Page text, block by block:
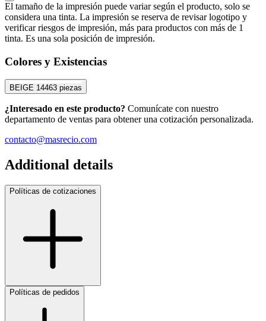
El tamaño de la impresión puede variar según el producto, solo se
considera una tinta. La impresión se reserva de revisar logotipo y
verificar riesgos de impresión, más para productos con más de 1
tinta. Es una sola posición de impresión.
Colores y Existencias
BEIGE 14463 piezas
¿Interesado en este producto? Comunícate con nuestro
departamento de ventas para obtener una cotización personalizada.
contacto@masrecio.com
Additional details
Políticas de cotizaciones
Políticas de pedidos